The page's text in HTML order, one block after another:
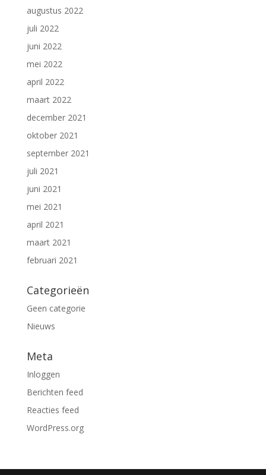
augustus 2022
juli 2022
juni 2022
mei 2022
april 2022
maart 2022
december 2021
oktober 2021
september 2021
juli 2021
juni 2021
mei 2021
april 2021
maart 2021
februari 2021
Categorieën
Geen categorie
Nieuws
Meta
Inloggen
Berichten feed
Reacties feed
WordPress.org